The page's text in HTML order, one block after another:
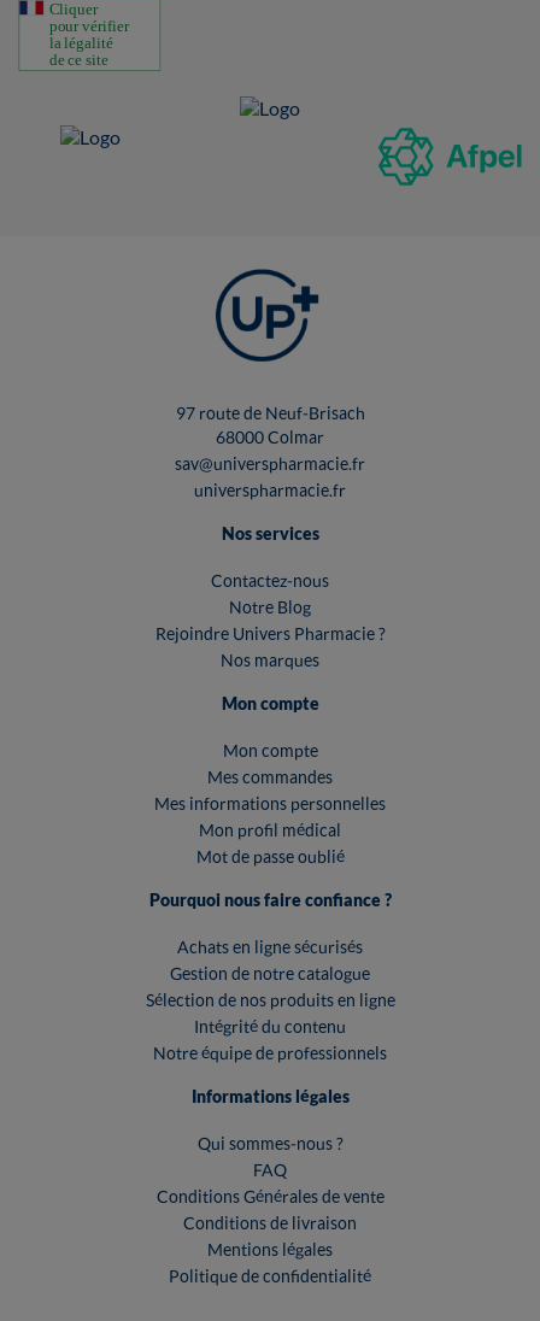
97 route de Neuf-Brisach
68000 Colmar
sav@universpharmacie.fr
universpharmacie.fr
Nos services
Contactez-nous
Notre Blog
Rejoindre Univers Pharmacie ?
Nos marques
Mon compte
Mon compte
Mes commandes
Mes informations personnelles
Mon profil médical
Mot de passe oublié
Pourquoi nous faire confiance ?
Achats en ligne sécurisés
Gestion de notre catalogue
Sélection de nos produits en ligne
Intégrité du contenu
Notre équipe de professionnels
Informations légales
Qui sommes-nous ?
FAQ
Conditions Générales de vente
Conditions de livraison
Mentions légales
Politique de confidentialité